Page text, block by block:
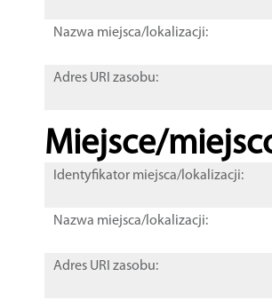
Nazwa miejsca/lokalizacji:
Adres URI zasobu:
Miejsce/
Identyfikator miejsca/lokalizacji:
Nazwa miejsca/lokalizacji:
Adres URI zasobu: